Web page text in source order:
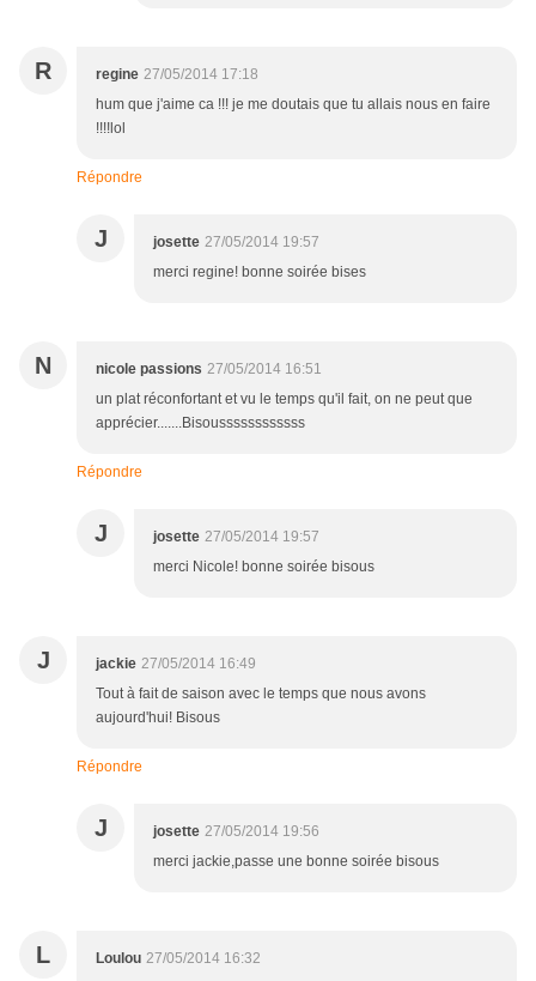
R regine 27/05/2014 17:18
hum que j'aime ca !!! je me doutais que tu allais nous en faire
!!!!lol
Répondre
J josette 27/05/2014 19:57
merci regine! bonne soirée bises
N nicole passions 27/05/2014 16:51
un plat réconfortant et vu le temps qu'il fait, on ne peut que
apprécier.......Bisoussssssssssss
Répondre
J josette 27/05/2014 19:57
merci Nicole! bonne soirée bisous
J jackie 27/05/2014 16:49
Tout à fait de saison avec le temps que nous avons
aujourd'hui! Bisous
Répondre
J josette 27/05/2014 19:56
merci jackie,passe une bonne soirée bisous
L Loulou 27/05/2014 16:32